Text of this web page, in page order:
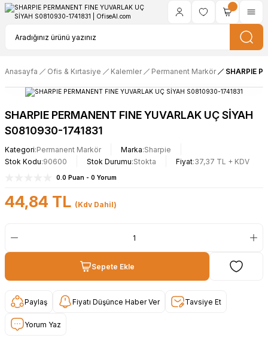
Anasayfa Ofis & Kırtasiye Kalemler Permanent Markör SHARPIE
SHARPIE PERMANENT FINE YUVARLAK UÇ SİYAH
S0810930-1741831
Kategori Permanent Markör Marka Sharpie
Stok Kodu 90600 Stok Durumu Stokta Fiyat 37,37 TL + KDV
0.0 Puan - 0 Yorum
44,84 TL (Kdv Dahil)
Sepete Ekle
Paylaş Fiyatı Düşünce Haber Ver Tavsiye Et
Yorum Yaz